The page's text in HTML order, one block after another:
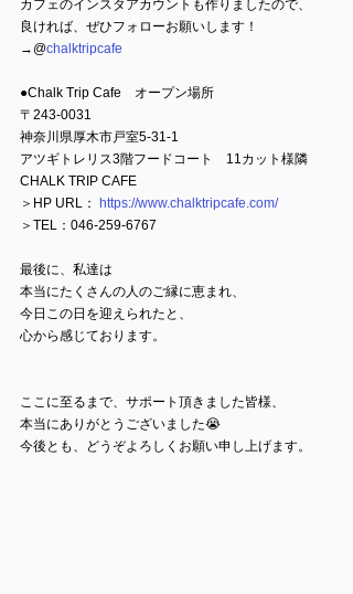
カフェのインスタアカウントも作りましたので、
良ければ、ぜひフォローお願いします！
→@chalktripcafe
●Chalk Trip Cafe　オープン場所
〒243-0031
神奈川県厚木市戸室5-31-1
アツギトレリス3階フードコート　11カット様隣
CHALK TRIP CAFE
＞HP URL：
https://www.chalktripcafe.com/
＞TEL：046-259-6767
最後に、私達は
本当にたくさんの人のご縁に恵まれ、
今日この日を迎えられたと、
心から感じております。
ここに至るまで、サポート頂きました皆様、
本当にありがとうございました😭
今後とも、どうぞよろしくお願い申し上げます。